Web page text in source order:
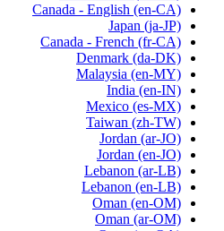
Canada - English (en-CA)
Japan (ja-JP)
Canada - French (fr-CA)
Denmark (da-DK)
Malaysia (en-MY)
India (en-IN)
Mexico (es-MX)
Taiwan (zh-TW)
Jordan (ar-JO)
Jordan (en-JO)
Lebanon (ar-LB)
Lebanon (en-LB)
Oman (en-OM)
Oman (ar-OM)